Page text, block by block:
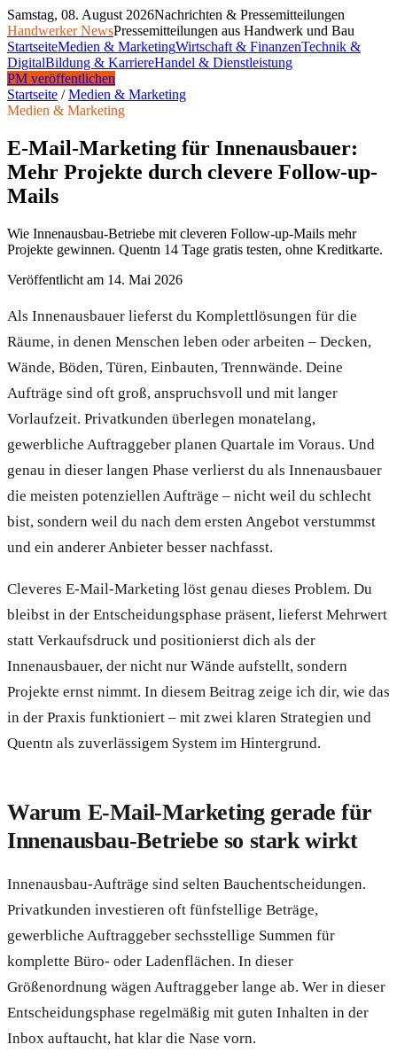
Samstag, 08. August 2026Nachrichten & Pressemitteilungen
Handwerker NewsPressemitteilungen aus Handwerk und Bau
StartseiteMedien & MarketingWirtschaft & FinanzenTechnik &
DigitalBildung & KarriereHandel & Dienstleistung
PM veröffentlichen
Startseite /Medien & Marketing
Medien & Marketing
E-Mail-Marketing für Innenausbauer:
Mehr Projekte durch clevere Follow-up-
Mails
Wie Innenausbau-Betriebe mit cleveren Follow-up-Mails mehr
Projekte gewinnen. Quentn 14 Tage gratis testen, ohne Kreditkarte.
Veröffentlicht am 14. Mai 2026
Als Innenausbauer lieferst du Komplettlösungen für die
Räume, in denen Menschen leben oder arbeiten – Decken,
Wände, Böden, Türen, Einbauten, Trennwände. Deine
Aufträge sind oft groß, anspruchsvoll und mit langer
Vorlaufzeit. Privatkunden überlegen monatelang,
gewerbliche Auftraggeber planen Quartale im Voraus. Und
genau in dieser langen Phase verlierst du als Innenausbauer
die meisten potenziellen Aufträge – nicht weil du schlecht
bist, sondern weil du nach dem ersten Angebot verstummst
und ein anderer Anbieter besser nachfasst.
Cleveres E-Mail-Marketing löst genau dieses Problem. Du
bleibst in der Entscheidungsphase präsent, lieferst Mehrwert
statt Verkaufsdruck und positionierst dich als der
Innenausbauer, der nicht nur Wände aufstellt, sondern
Projekte ernst nimmt. In diesem Beitrag zeige ich dir, wie das
in der Praxis funktioniert – mit zwei klaren Strategien und
Quentn als zuverlässigem System im Hintergrund.
Warum E-Mail-Marketing gerade für
Innenausbau-Betriebe so stark wirkt
Innenausbau-Aufträge sind selten Bauchentscheidungen.
Privatkunden investieren oft fünfstellige Beträge,
gewerbliche Auftraggeber sechsstellige Summen für
komplette Büro- oder Ladenflächen. In dieser
Größenordnung wägen Auftraggeber lange ab. Wer in dieser
Entscheidungsphase regelmäßig mit guten Inhalten in der
Inbox auftaucht, hat klar die Nase vorn.